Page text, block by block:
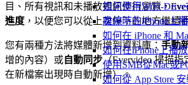
如何使用WiFi-
離線時在iPhone上
如何在 iPhone 和
如何在iPhone上播
使用SMB從Mac或
如何從 App Store
目、所有視訊和未播放視訊進行瀏覽，
進度 ，以便您可以從上次停下的地方繼續
您有兩種方法將媒體新增到資料庫： 手動
增的內容）或自動同步（Evervideo 掃描
在新檔案出現時自動新增）。